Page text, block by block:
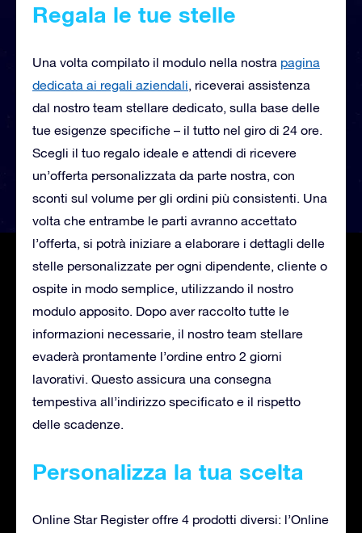
Regala le tue stelle
Una volta compilato il modulo nella nostra pagina
dedicata ai regali aziendali, riceverai assistenza
dal nostro team stellare dedicato, sulla base delle
tue esigenze specifiche – il tutto nel giro di 24 ore.
Scegli il tuo regalo ideale e attendi di ricevere
un’offerta personalizzata da parte nostra, con
sconti sul volume per gli ordini più consistenti. Una
volta che entrambe le parti avranno accettato
l’offerta, si potrà iniziare a elaborare i dettagli delle
stelle personalizzate per ogni dipendente, cliente o
ospite in modo semplice, utilizzando il nostro
modulo apposito. Dopo aver raccolto tutte le
informazioni necessarie, il nostro team stellare
evaderà prontamente l’ordine entro 2 giorni
lavorativi. Questo assicura una consegna
tempestiva all’indirizzo specificato e il rispetto
delle scadenze.
Personalizza la tua scelta
Online Star Register offre 4 prodotti diversi: l’Online